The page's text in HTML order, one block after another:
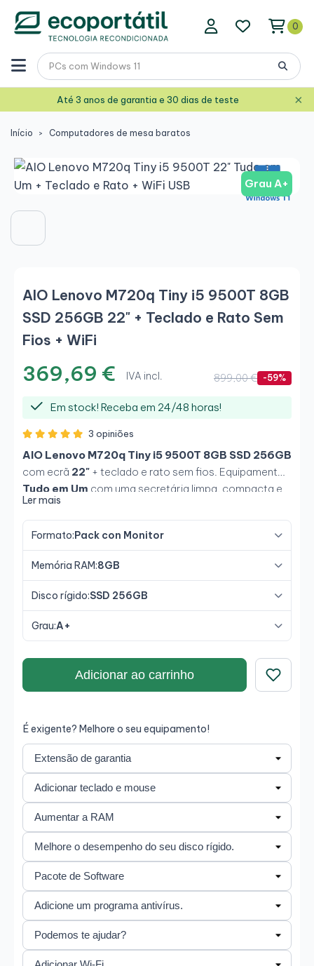
0
Até 3 anos de garantia e 30 dias de teste ×
Início Computadores de mesa baratos
Grau A+
AIO Lenovo M720q Tiny i5 9500T 8GB
SSD 256GB 22" + Teclado e Rato Sem
Fios + WiFi
369,69 € IVA incl. 899,00 € -59%
Em stock! Receba em 24/48 horas!
3 opiniões
AIO Lenovo M720q Tiny i5 9500T 8GB SSD 256GB
com ecrã 22" + teclado e rato sem fios. Equipamento
Tudo em Um com uma secretária limpa, compacta e
pronta a usar.
Ler mais
Formato:Pack con Monitor
Memória RAM:8GB
Disco rígido:SSD 256GB
Grau:A+
Adicionar ao carrinho
É exigente? Melhore o seu equipamento!